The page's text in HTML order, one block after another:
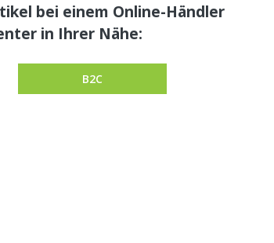
bei einem Online-Händler
in Ihrer Nähe:
B2C